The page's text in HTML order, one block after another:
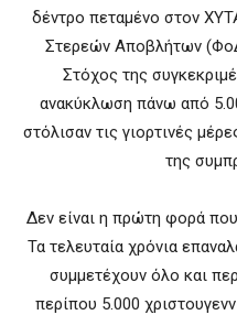
δέντρο πεταμένο στον
Στερεών Αποβλήτων
Στόχος της
ανακύκλωση πάνω από
στόλισαν τις γιορτινές
της
Δεν είναι η πρώτη φορά που
Τα τελευταία χρόνια
συμμετέχουν όλο και
περίπου 5.000